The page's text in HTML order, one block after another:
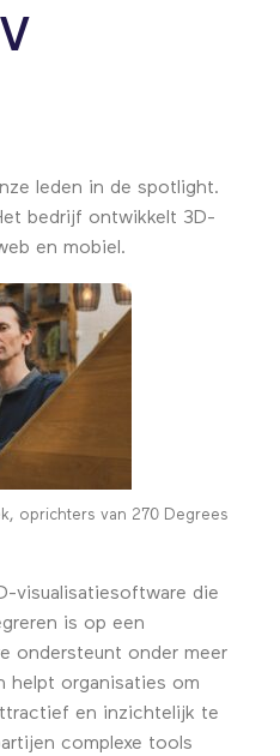
leden in de spotlight.
bedrijf ontwikkelt 3D-
en mobiel.
oprichters van 270 Degrees
visualisatiesoftware die
is op een
ondersteunt onder meer
helpt organisaties om
en inzichtelijk te
complexe tools